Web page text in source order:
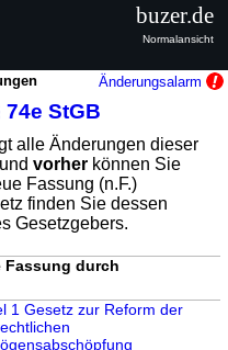
Änderungsalarm
74e StGB
alle Änderungen dieser
undvorher können Sie
Fassung (n.F.)
finden Sie dessen
Gesetzgebers.
Fassung durch
1 Gesetz zur Reform der
buzer.de
Normalansicht